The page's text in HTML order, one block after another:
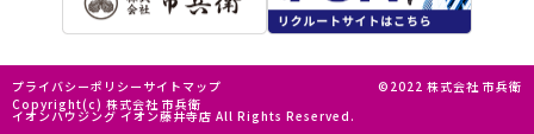
プライバシーポリシー サイトマップ
©2022 株式会社 市兵衛
Copyright(c) 株式会社 市兵衛
イオンハウジング イオン藤井寺店 All Rights Reserved.